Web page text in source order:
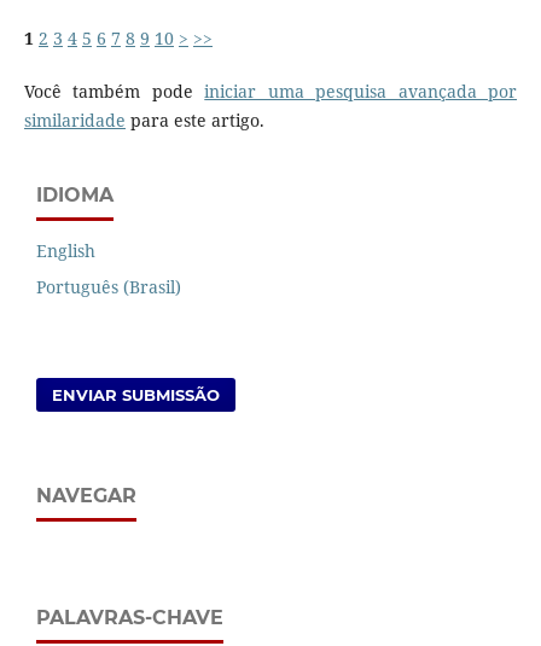
1 2 3 4 5 6 7 8 9 10 > >>
Você também podeiniciar uma pesquisa avançada por
similaridade para este artigo.
IDIOMA
English
Português (Brasil)
ENVIAR SUBMISSÃO
NAVEGAR
PALAVRAS-CHAVE